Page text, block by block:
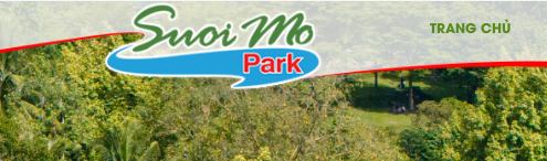
TRANG CHỦ